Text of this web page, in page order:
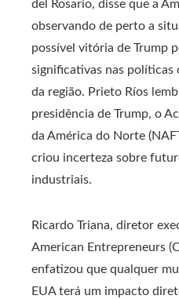
del Rosario, disse que a
observando de perto a
possível vitória de Trump
significativas nas políticas
da região. Prieto Ríos
presidência de Trump, o
da América do Norte
criou incerteza sobre
industriais.
Ricardo Triana, diretor
American Entrepreneurs
enfatizou que qualquer
EUA terá um impacto